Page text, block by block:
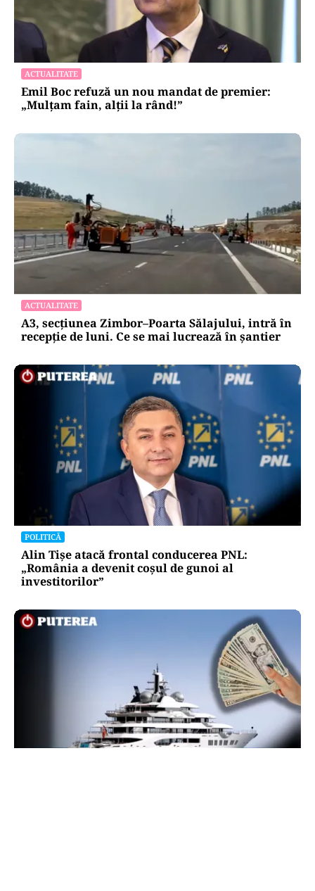
ACTUALITATE
Emil Boc refuză un nou mandat de premier:
„Mulțam fain, alții la rând!”
ACTUALITATE
A3, secțiunea Zimbor–Poarta Sălajului, intră în
recepție de luni. Ce se mai lucrează în șantier
POLITICĂ
Alin Tișe atacă frontal conducerea PNL:
„România a devenit coșul de gunoi al
investitorilor”